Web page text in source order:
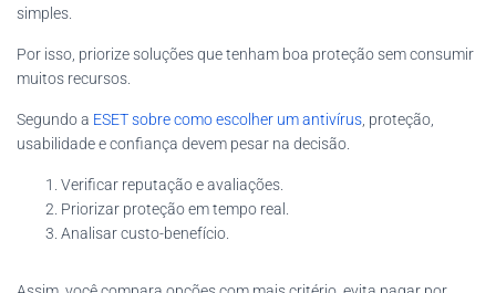
simples.
Por isso, priorize soluções que tenham boa proteção sem consumir
muitos recursos.
Segundo a ESET sobre como escolher um antivírus , proteção,
usabilidade e confiança devem pesar na decisão.
Verificar reputação e avaliações.
Priorizar proteção em tempo real.
Analisar custo-benefício.